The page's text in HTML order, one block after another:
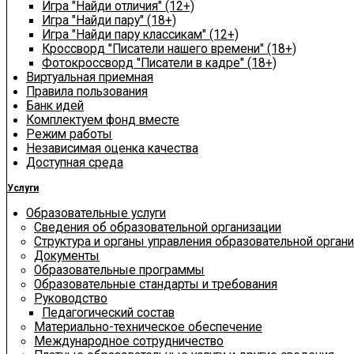
Игра "Найди отличия" (12+)
Игра "Найди пару" (18+)
Игра "Найди пару классикам" (12+)
Кроссворд "Писатели нашего времени" (18+)
Фотокроссворд "Писатели в кадре" (18+)
Виртуальная приемная
Правила пользования
Банк идей
Комплектуем фонд вместе
Режим работы
Независимая оценка качества
Доступная среда
Услуги
Образовательные услуги
Сведения об образовательной организации
Структура и органы управления образовательной
Документы
Образовательные программы
Образовательные стандарты и требования
Руководство
Педагогический состав
Материально-техническое обеспечение
Международное сотрудничество